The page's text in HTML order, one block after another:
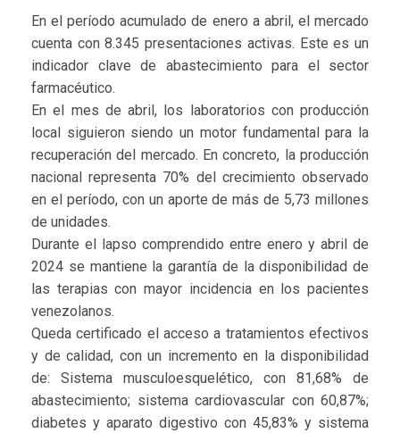
En el período acumulado de enero a abril, el mercado
cuenta con 8.345 presentaciones activas. Este es un
indicador clave de abastecimiento para el sector
farmacéutico.
En el mes de abril, los laboratorios con producción
local siguieron siendo un motor fundamental para la
recuperación del mercado. En concreto, la producción
nacional representa 70% del crecimiento observado
en el período, con un aporte de más de 5,73 millones
de unidades.
Durante el lapso comprendido entre enero y abril de
2024 se mantiene la garantía de la disponibilidad de
las terapias con mayor incidencia en los pacientes
venezolanos.
Queda certificado el acceso a tratamientos efectivos
y de calidad, con un incremento en la disponibilidad
de: Sistema musculoesquelético, con 81,68% de
abastecimiento; sistema cardiovascular con 60,87%;
diabetes y aparato digestivo con 45,83% y sistema